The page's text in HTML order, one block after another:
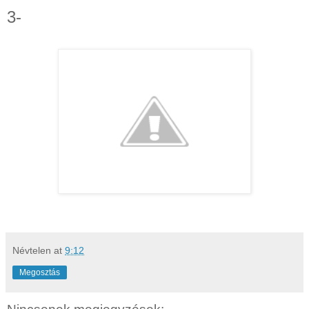
3-
Névtelen at 9:12
Megosztás